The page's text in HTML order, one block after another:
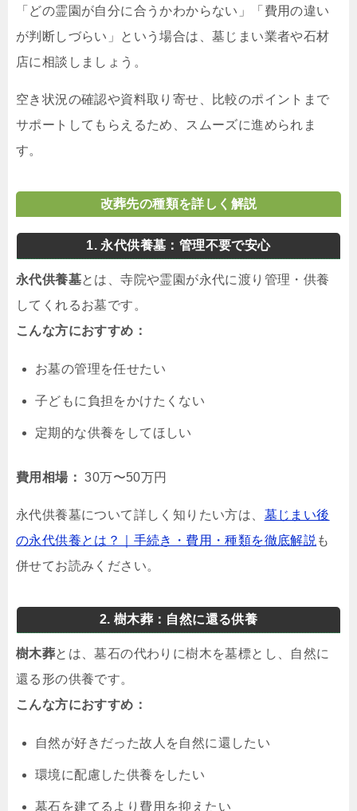
「どの霊園が自分に合うかわからない」「費用の違い
が判断しづらい」という場合は、墓じまい業者や石材
店に相談しましょう。
空き状況の確認や資料取り寄せ、比較のポイントまで
サポートしてもらえるため、スムーズに進められま
す。
改葬先の種類を詳しく解説
1. 永代供養墓：管理不要で安心
永代供養墓とは、寺院や霊園が永代に渡り管理・供養
してくれるお墓です。
こんな方におすすめ：
お墓の管理を任せたい
子どもに負担をかけたくない
定期的な供養をしてほしい
費用相場： 30万〜50万円
永代供養墓について詳しく知りたい方は、 墓じまい後
の永代供養とは？｜手続き・費用・種類を徹底解説 も
併せてお読みください。
2. 樹木葬：自然に還る供養
樹木葬とは、墓石の代わりに樹木を墓標とし、自然に
還る形の供養です。
こんな方におすすめ：
自然が好きだった故人を自然に還したい
環境に配慮した供養をしたい
墓石を建てるより費用を抑えたい